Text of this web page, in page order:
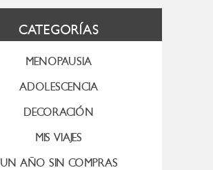
CATEGORÍAS
MENOPAUSIA
ADOLESCENCIA
DECORACIÓN
MIS VIAJES
UN AÑO SIN COMPRAS